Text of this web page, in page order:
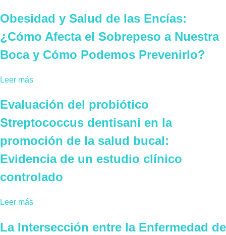
Obesidad y Salud de las Encías:
¿Cómo Afecta el Sobrepeso a Nuestra
Boca y Cómo Podemos Prevenirlo?
Leer más
Evaluación del probiótico
Streptococcus dentisani en la
promoción de la salud bucal:
Evidencia de un estudio clínico
controlado
Leer más
La Intersección entre la Enfermedad de